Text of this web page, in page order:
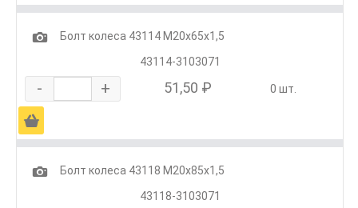
1
Болт колеса 43114 М20х65х1,5
43114-3103071
- + 51,50 ₽ 0 шт.
Ä
1
Болт колеса 43118 М20х85х1,5
43118-3103071